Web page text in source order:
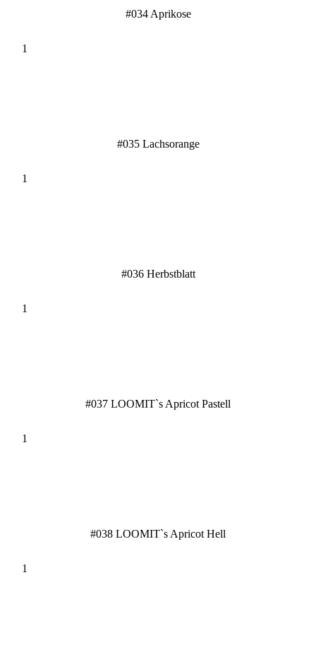
#034 Aprikose
#035 Lachsorange
#036 Herbstblatt
#037 LOOMIT`s Apricot Pastell
#038 LOOMIT`s Apricot Hell